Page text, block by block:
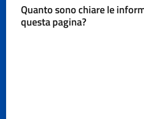
Quanto sono chiare le
questa pagina?